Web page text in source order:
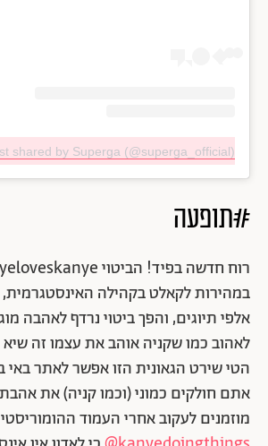
shared by Superga (@superga_official)
#תופעה
במהירות לקאלט בקהילה
אלפי תיוגים, והפך ביטוי נרדף לאהבה
לאהוב כמו שקניה אוהב את עצמו זה
הטי שירט הגאונית הזו אפשר לאתר באי
אתם חולקים כמוני (וכמו קניה) את
מוזמנים לעקוב אחרי העמוד ההומוריסטי